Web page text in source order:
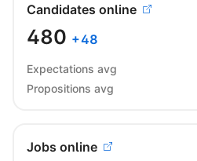
Candidates online
480 +48
Expectations avg
Propositions avg
Jobs online